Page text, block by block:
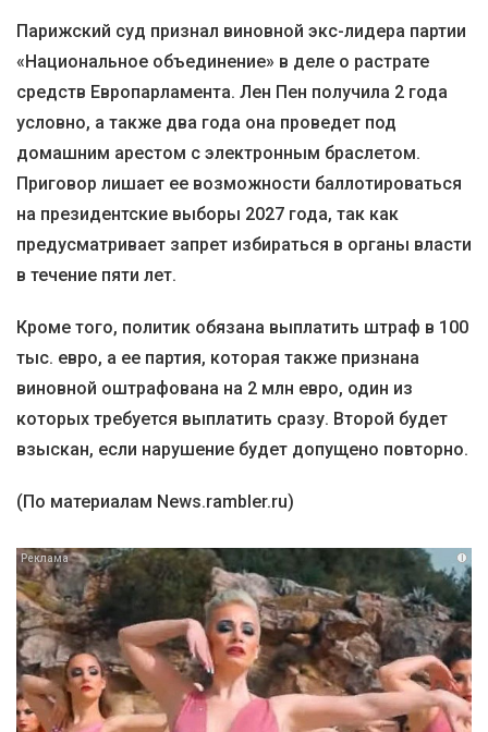
Парижский суд признал виновной экс-лидера партии
«Национальное объединение» в деле о растрате
средств Европарламента. Лен Пен получила 2 года
условно, а также два года она проведет под
домашним арестом с электронным браслетом.
Приговор лишает ее возможности баллотироваться
на президентские выборы 2027 года, так как
предусматривает запрет избираться в органы власти
в течение пяти лет.
Кроме того, политик обязана выплатить штраф в 100
тыс. евро, а ее партия, которая также признана
виновной оштрафована на 2 млн евро, один из
которых требуется выплатить сразу. Второй будет
взыскан, если нарушение будет допущено повторно.
(По материалам News.rambler.ru)
i